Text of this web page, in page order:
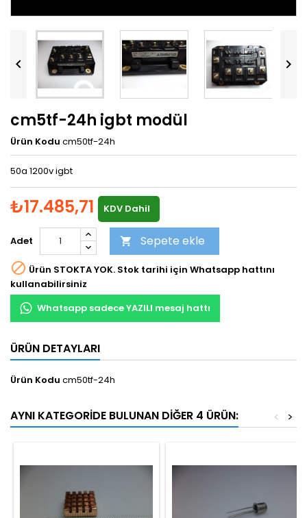
 
cm5tf-24h igbt modül
Ürün Kodu cm50tf-24h
50a 1200v igbt
₺17.485,71 KDV Dahil
Adet  Sepete ekle
 Ürün STOKTA YOK. Stok tarihi için Whatsapp hattını
kullanabilirsiniz
Whatsapp sadece YAZILI mesaj hattı
ÜRÜN DETAYLARI
Ürün Kodu cm50tf-24h
AYNI KATEGORIDE BULUNAN DIĞER 4 ÜRÜN: >
<